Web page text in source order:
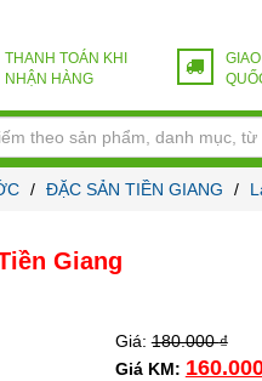
THANH TOÁN KHI
NHẬN HÀNG
/ ĐẶC SẢN TIỀN GIANG /
Giang
Giá:180.000₫
Giá KM: